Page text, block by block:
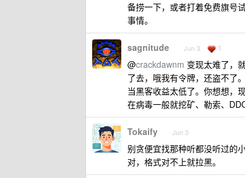
备捞一下，或者打着免费旗号
事情。
sagnitude Jun 3 1
@crackdawnm 变现太难了，
了去，哦我有令牌，还盗不了
当黑客收益太低了。你想想，
在病毒一般就挖矿、勒索、
Tokaify Jun 3
别贪便宜找那种听都没听过的
对，格式对不上就拉黑。